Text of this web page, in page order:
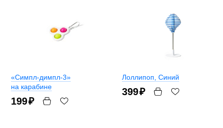
«Симпл-димпл-3»
на карабине
199₽
Лоллипоп , Синий
399₽